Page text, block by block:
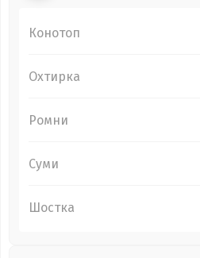
Конотоп
Охтирка
Ромни
Суми
Шостка